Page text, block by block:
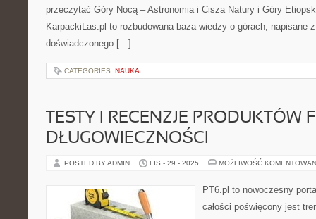
przeczytać Góry Nocą – Astronomia i Cisza Natury i Góry
KarpackiLas.pl to rozbudowana baza wiedzy o górach, napisane
doświadczonego […]
CATEGORIES: NAUKA
TESTY I RECENZJE PRODUKTÓW
DŁUGOWIECZNOŚCI
POSTED BY ADMIN LIS - 29 - 2025 MOŻLIWOŚĆ
PT6.pl to nowoczesny
całości poświęcony jest